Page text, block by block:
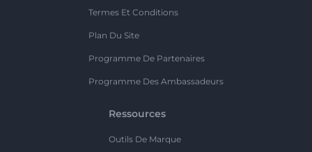
Termes Et Conditions
Plan Du Site
Programme De Partenaires
Programme Des Ambassadeurs
Ressources
Outils De Marque